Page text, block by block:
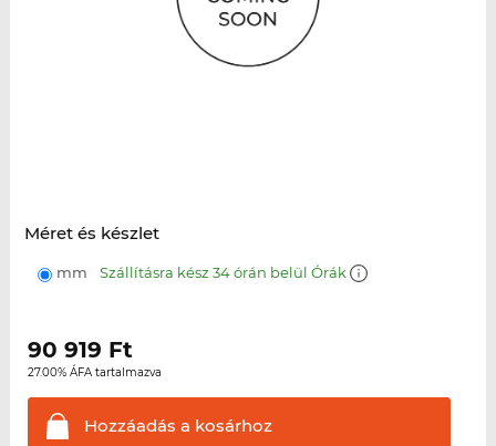
Méret és készlet
mm Szállításra kész 34 órán belül Órák
90 919 Ft
27.00% ÁFA tartalmazva
Hozzáadás a kosárhoz